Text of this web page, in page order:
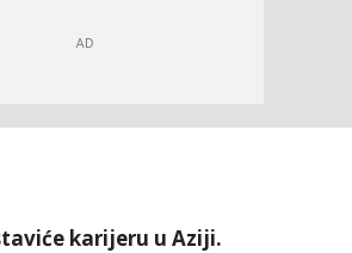
karijeru u Aziji.